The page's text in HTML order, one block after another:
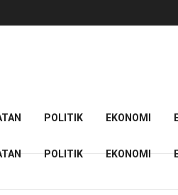
POLITIK EKONOMI
POLITIK EKONOMI